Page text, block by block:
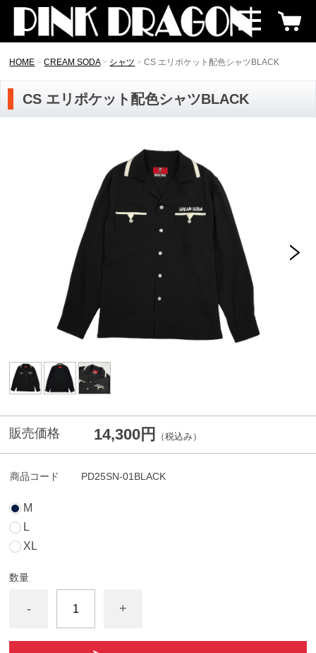
HOME CREAM SODA シャツ CS エリポケット配色シャツBLACK
CS エリポケット配色シャツBLACK
販売価格 14,300円 （税込み）
商品コード PD25SN-01BLACK
M
L
XL
数量
- +